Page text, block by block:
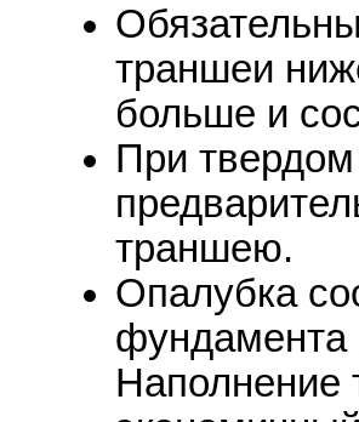
траншеи
больше и
При твердом
траншею.
Опалубка
фундамента
Наполнение